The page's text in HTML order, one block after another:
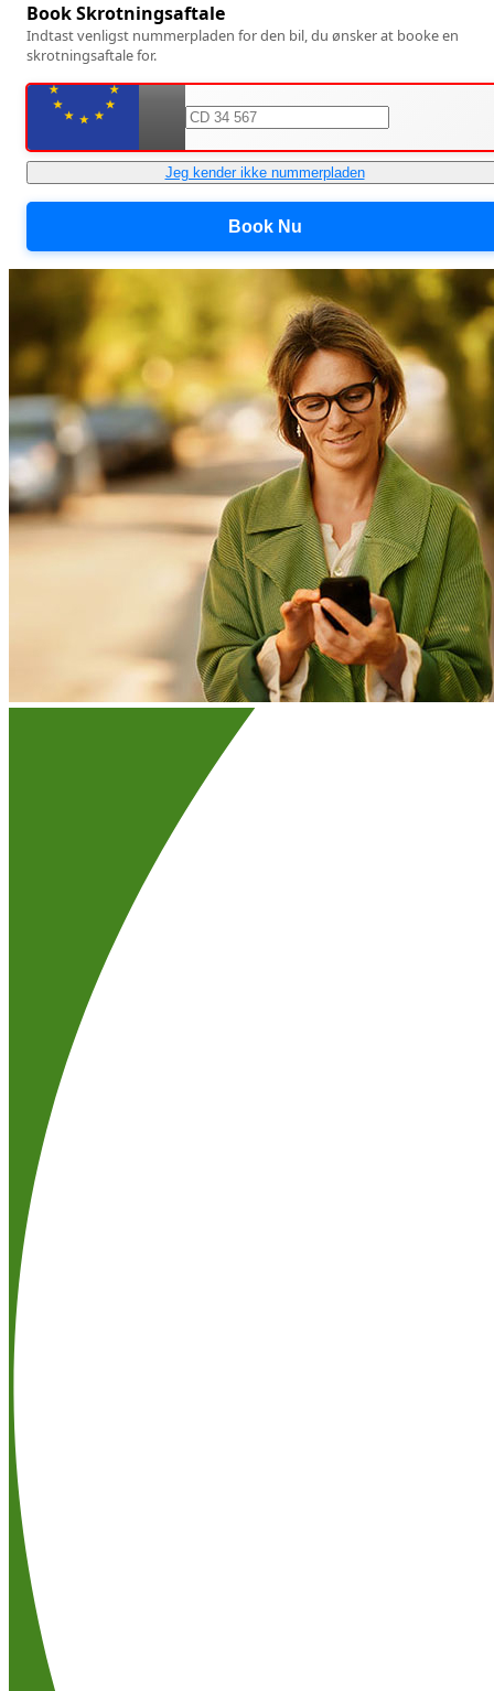
Book Skrotningsaftale
Indtast venligst nummerpladen for den bil, du ønsker at booke en
skrotningsaftale for.
Jeg kender ikke nummerpladen
Book Nu